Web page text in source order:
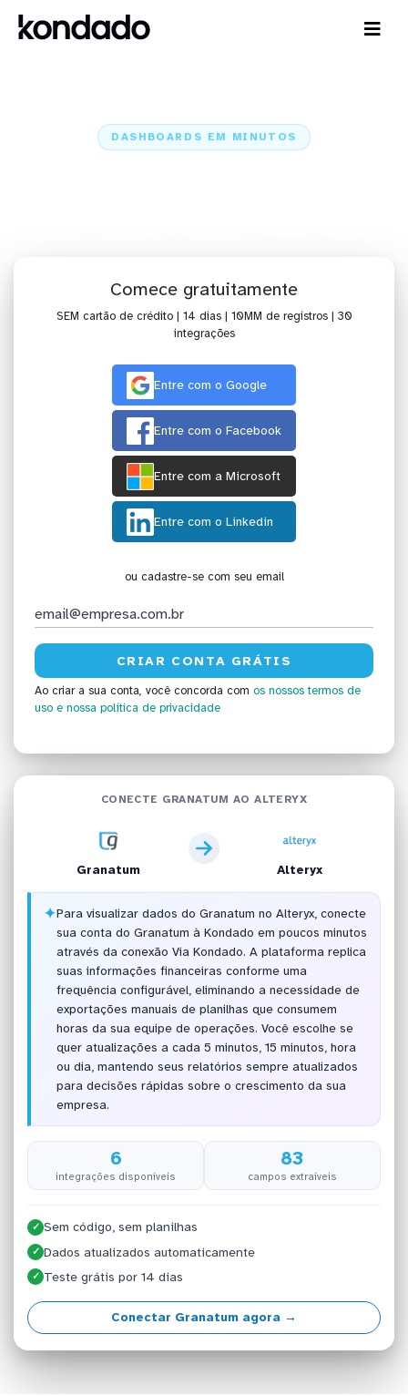
DASHBOARDS EM MINUTOS
Comece gratuitamente
SEM cartão de crédito | 14 dias | 10MM de registros | 30
integrações
Entre com o Google
Entre com o Facebook
Entre com a Microsoft
Entre com o Linkedin
ou cadastre-se com seu email
Ao criar a sua conta, você concorda com os nossos termos de
uso e nossa política de privacidade
CONECTE GRANATUM AO ALTERYX
Granatum Alteryx
✦Para visualizar dados do Granatum no Alteryx, conecte
sua conta do Granatum à Kondado em poucos minutos
através da conexão Via Kondado. A plataforma replica
suas informações financeiras conforme uma
frequência configurável, eliminando a necessidade de
exportações manuais de planilhas que consumem
horas da sua equipe de operações. Você escolhe se
quer atualizações a cada 5 minutos, 15 minutos, hora
ou dia, mantendo seus relatórios sempre atualizados
para decisões rápidas sobre o crescimento da sua
empresa.
6
integrações disponíveis
83
campos extraíveis
✓ Sem código, sem planilhas
✓ Dados atualizados automaticamente
✓ Teste grátis por 14 dias
Conectar Granatum agora →